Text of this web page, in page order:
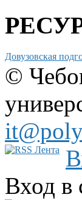
Довузовская
©
Вход в